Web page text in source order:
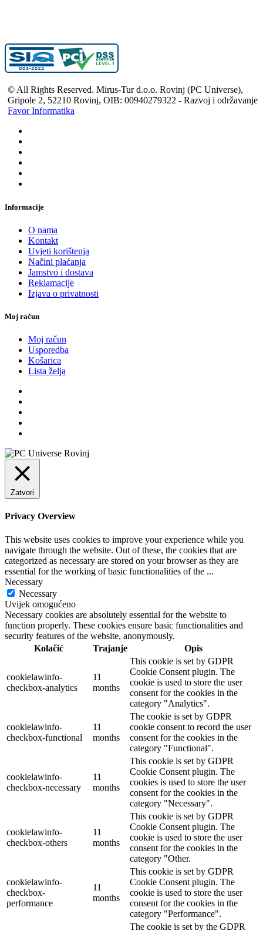
© All Rights Reserved. Mirus-Tur d.o.o. Rovinj (PC Universe),
Gripole 2, 52210 Rovinj, OIB: 00940279322 - Razvoj i održavanje
Favor Informatika
Informacije
O nama
Kontakt
Uvjeti korištenja
Načini plaćanja
Jamstvo i dostava
Reklamacije
Izjava o privatnosti
Moj račun
Moj račun
Usporedba
Košarica
Lista želja
Zatvori
Privacy Overview
This website uses cookies to improve your experience while you
navigate through the website. Out of these, the cookies that are
categorized as necessary are stored on your browser as they are
essential for the working of basic functionalities of the ...
Necessary
Necessary
Uvijek omogućeno
Necessary cookies are absolutely essential for the website to
function properly. These cookies ensure basic functionalities and
security features of the website, anonymously.
Kolačić
Trajanje Opis
cookielawinfo-
checkbox-analytics
11
months
This cookie is set by GDPR
Cookie Consent plugin. The
cookie is used to store the user
consent for the cookies in the
category "Analytics".
cookielawinfo-
checkbox-functional
11
months
The cookie is set by GDPR
cookie consent to record the user
consent for the cookies in the
category "Functional".
cookielawinfo-
checkbox-necessary
11
months
This cookie is set by GDPR
Cookie Consent plugin. The
cookies is used to store the user
consent for the cookies in the
category "Necessary".
cookielawinfo-
checkbox-others
11
months
This cookie is set by GDPR
Cookie Consent plugin. The
cookie is used to store the user
consent for the cookies in the
category "Other.
cookielawinfo-
checkbox-
performance
11
months
This cookie is set by GDPR
Cookie Consent plugin. The
cookie is used to store the user
consent for the cookies in the
category "Performance".
The cookie is set by the GDPR